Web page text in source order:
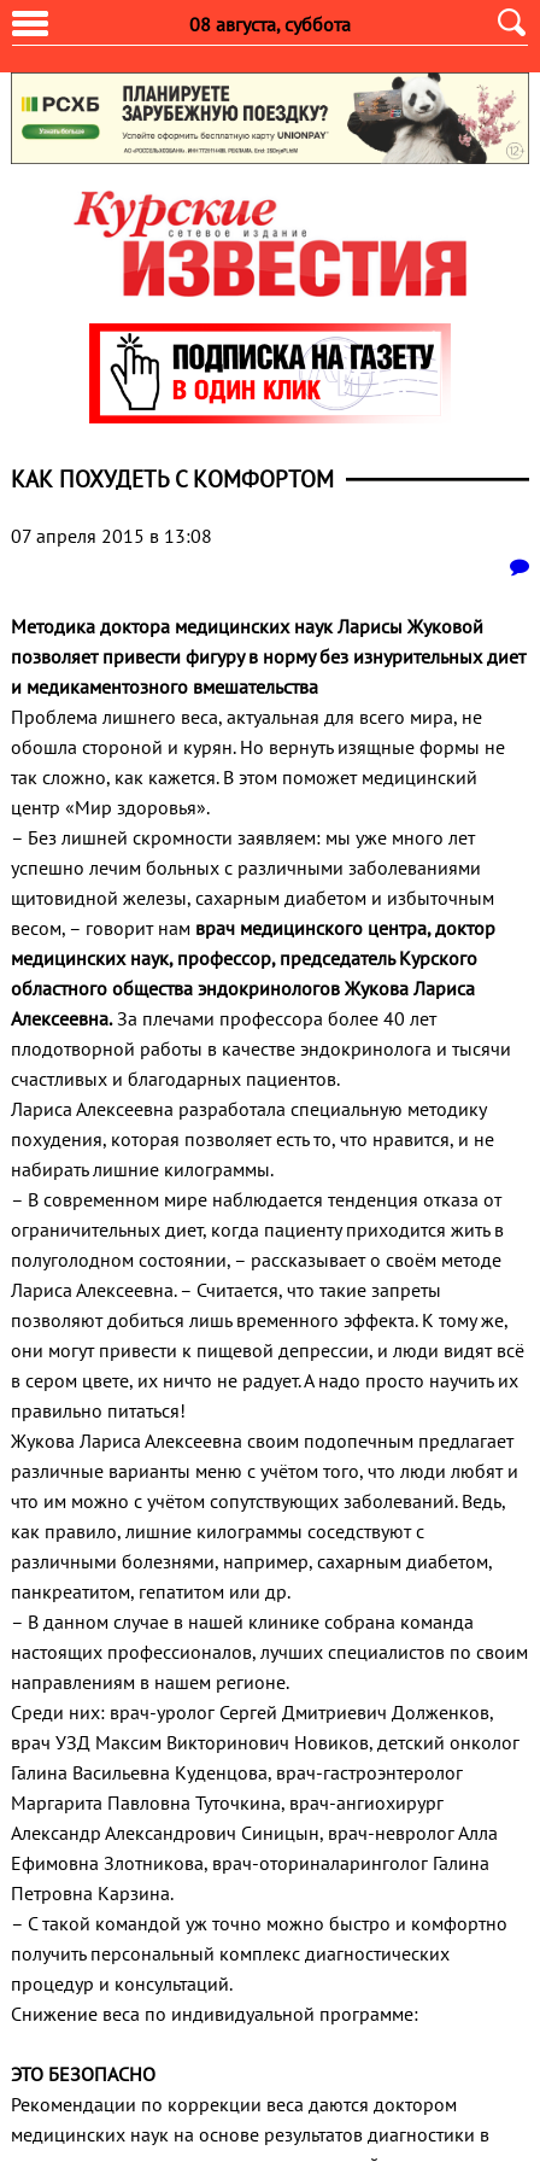
08 августа, суббота
КАК ПОХУДЕТЬ С КОМФОРТОМ
07 апреля 2015 в 13:08
Методика доктора медицинских наук Ларисы Жуковой
позволяет привести фигуру в норму без изнурительных диет
и медикаментозного вмешательства
Проблема лишнего веса, актуальная для всего мира, не
обошла стороной и курян. Но вернуть изящные формы не
так сложно, как кажется. В этом поможет медицинский
центр «Мир здоровья».
– Без лишней скромности заявляем: мы уже много лет
успешно лечим больных с различными заболеваниями
щитовидной железы, сахарным диабетом и избыточным
весом, – говорит нам врач медицинского центра, доктор
медицинских наук, профессор, председатель Курского
областного общества эндокринологов Жукова Лариса
Алексеевна.За плечами профессора более 40 лет
плодотворной работы в качестве эндокринолога и тысячи
счастливых и благодарных пациентов.
Лариса Алексеевна разработала специальную методику
похудения, которая позволяет есть то, что нравится, и не
набирать лишние килограммы.
– В современном мире наблюдается тенденция отказа от
ограничительных диет, когда пациенту приходится жить в
полуголодном состоянии, – рассказывает о своём методе
Лариса Алексеевна. – Считается, что такие запреты
позволяют добиться лишь временного эффекта. К тому же,
они могут привести к пищевой депрессии, и люди видят всё
в сером цвете, их ничто не радует. А надо просто научить их
правильно питаться!
Жукова Лариса Алексеевна своим подопечным предлагает
различные варианты меню с учётом того, что люди любят и
что им можно с учётом сопутствующих заболеваний. Ведь,
как правило, лишние килограммы соседствуют с
различными болезнями, например, сахарным диабетом,
панкреатитом, гепатитом или др.
– В данном случае в нашей клинике собрана команда
настоящих профессионалов, лучших специалистов по своим
направлениям в нашем регионе.
Среди них: врач-уролог Сергей Дмитриевич Долженков,
врач УЗД Максим Викторинович Новиков, детский онколог
Галина Васильевна Куденцова, врач-гастроэнтеролог
Маргарита Павловна Туточкина, врач-ангиохирург
Александр Александрович Синицын, врач-невролог Алла
Ефимовна Злотникова, врач-оториналаринголог Галина
Петровна Карзина.
– С такой командой уж точно можно быстро и комфортно
получить персональный комплекс диагностических
процедур и консультаций.
Снижение веса по индивидуальной программе:
ЭТО БЕЗОПАСНО
Рекомендации по коррекции веса даются доктором
медицинских наук на основе результатов диагностики в